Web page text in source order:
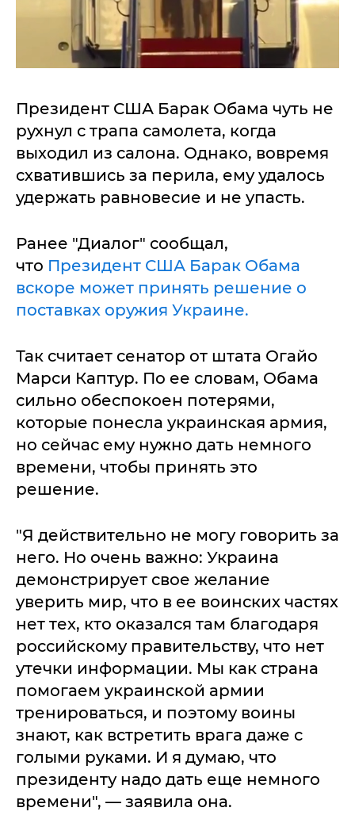
Президент США Барак Обама чуть не
рухнул с трапа самолета, когда
выходил из салона. Однако, вовремя
схватившись за перила, ему удалось
удержать равновесие и не упасть.
Ранее "Диалог" сообщал,
что Президент США Барак Обама
вскоре может принять решение о
поставках оружия Украине.
Так считает сенатор от штата Огайо
Марси Каптур. По ее словам, Обама
сильно обеспокоен потерями,
которые понесла украинская армия,
но сейчас ему нужно дать немного
времени, чтобы принять это
решение.
"Я действительно не могу говорить за
него. Но очень важно: Украина
демонстрирует свое желание
уверить мир, что в ее воинских частях
нет тех, кто оказался там благодаря
российскому правительству, что нет
утечки информации. Мы как страна
помогаем украинской армии
тренироваться, и поэтому воины
знают, как встретить врага даже с
голыми руками. И я думаю, что
президенту надо дать еще немного
времени", — заявила она.